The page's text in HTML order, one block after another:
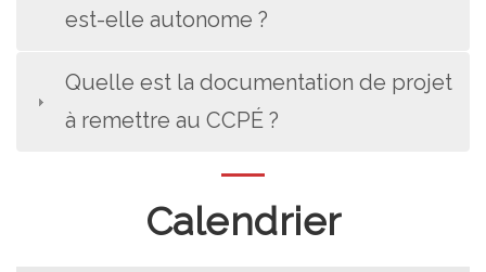
est-elle autonome ?
Quelle est la documentation de projet
à remettre au CCPÉ ?
Calendrier